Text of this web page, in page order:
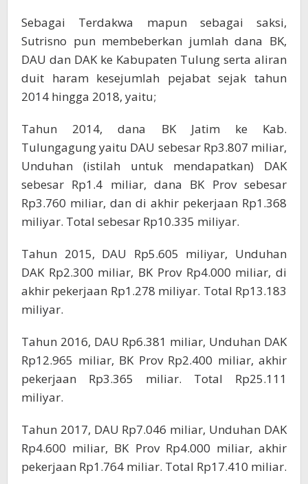
Sebagai Terdakwa mapun sebagai saksi,
Sutrisno pun membeberkan jumlah dana BK,
DAU dan DAK ke Kabupaten Tulung serta aliran
duit haram kesejumlah pejabat sejak tahun
2014 hingga 2018, yaitu;
Tahun 2014, dana BK Jatim ke Kab.
Tulungagung yaitu DAU sebesar Rp3.807 miliar,
Unduhan (istilah untuk mendapatkan) DAK
sebesar Rp1.4 miliar, dana BK Prov sebesar
Rp3.760 miliar, dan di akhir pekerjaan Rp1.368
miliyar. Total sebesar Rp10.335 miliyar.
Tahun 2015, DAU Rp5.605 miliyar, Unduhan
DAK Rp2.300 miliar, BK Prov Rp4.000 miliar, di
akhir pekerjaan Rp1.278 miliyar. Total Rp13.183
miliyar.
Tahun 2016, DAU Rp6.381 miliar, Unduhan DAK
Rp12.965 miliar, BK Prov Rp2.400 miliar, akhir
pekerjaan Rp3.365 miliar. Total Rp25.111
miliyar.
Tahun 2017, DAU Rp7.046 miliar, Unduhan DAK
Rp4.600 miliar, BK Prov Rp4.000 miliar, akhir
pekerjaan Rp1.764 miliar. Total Rp17.410 miliar.